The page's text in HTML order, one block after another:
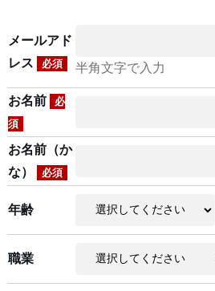
メールアド
レス
必須 半角文字で入力
お名前
必
須
お名前（か
な）
必須
年齢
職業